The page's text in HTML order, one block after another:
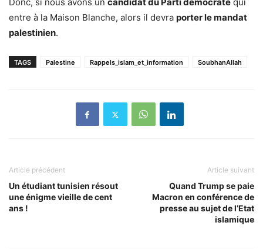
entre à la Maison Blanche, alors il devra porter le mandat
palestinien.
TAGS Palestine Rappels_islam_et_information SoubhanAllah
Article précédent
Un étudiant tunisien résout
une énigme vieille de cent
ans !
Article suivant
Quand Trump se paie
Macron en conférence de
presse au sujet de l’Etat
islamique